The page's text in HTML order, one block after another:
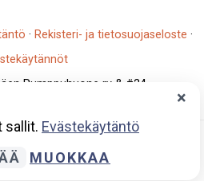
· Rekisteri- ja tietosuojaseloste ·
Pumppuhuone ry & #24
×
sallit. Evästekäytäntö
MUOKKAA